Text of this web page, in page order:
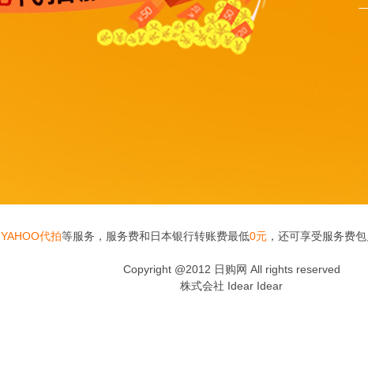
YAHOO代拍等服务，服务费和日本银行转账费最低0元 ，还可享受服务费
Copyright @2012 日购网 All rights reserved
株式会社 Idear Idear